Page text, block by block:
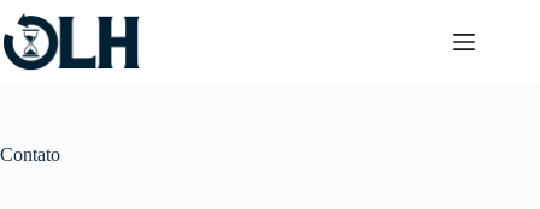
Pular
para
o
conteúdo
Contato